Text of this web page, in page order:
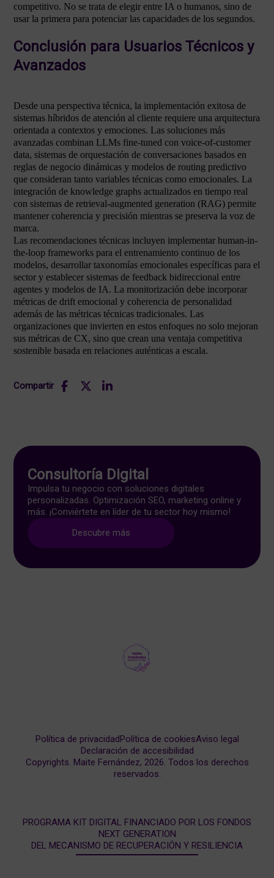
competitivo. No se trata de elegir entre IA o humanos, sino de
usar la primera para potenciar las capacidades de los segundos.
Conclusión para Usuarios Técnicos y
Avanzados
Desde una perspectiva técnica, la implementación exitosa de
sistemas híbridos de atención al cliente requiere una arquitectura
orientada a contextos y emociones. Las soluciones más
avanzadas combinan LLMs fine-tuned con voice-of-customer
data, sistemas de orquestación de conversaciones basados en
reglas de negocio dinámicas y modelos de routing predictivo
que consideran tanto variables técnicas como emocionales. La
integración de knowledge graphs actualizados en tiempo real
con sistemas de retrieval-augmented generation (RAG) permite
mantener coherencia y precisión mientras se preserva la voz de
marca.
Las recomendaciones técnicas incluyen implementar human-in-
the-loop frameworks para el entrenamiento continuo de los
modelos, desarrollar taxonomías emocionales específicas para el
sector y establecer sistemas de feedback bidireccional entre
agentes y modelos de IA. La monitorización debe incorporar
métricas de drift emocional y coherencia de personalidad
además de las métricas técnicas tradicionales. Las
organizaciones que invierten en estos enfoques no solo mejoran
sus métricas de CX, sino que crean una ventaja competitiva
sostenible basada en relaciones auténticas a escala.
Compartir
Consultoría Digital
Impulsa tu negocio con soluciones digitales
personalizadas. Optimización SEO, marketing online y
más. ¡Conviértete en líder de tu sector hoy mismo!
Descubre más
Copyrights. Maite Fernández, 2026. Todos los derechos
reservados.
Política de privacidadPolítica de cookiesAviso legal
Declaración de accesibilidad
PROGRAMA KIT DIGITAL FINANCIADO POR LOS FONDOS
NEXT GENERATION
DEL MECANISMO DE RECUPERACIÓN Y RESILIENCIA